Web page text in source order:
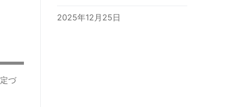
づ
2025年12月25日